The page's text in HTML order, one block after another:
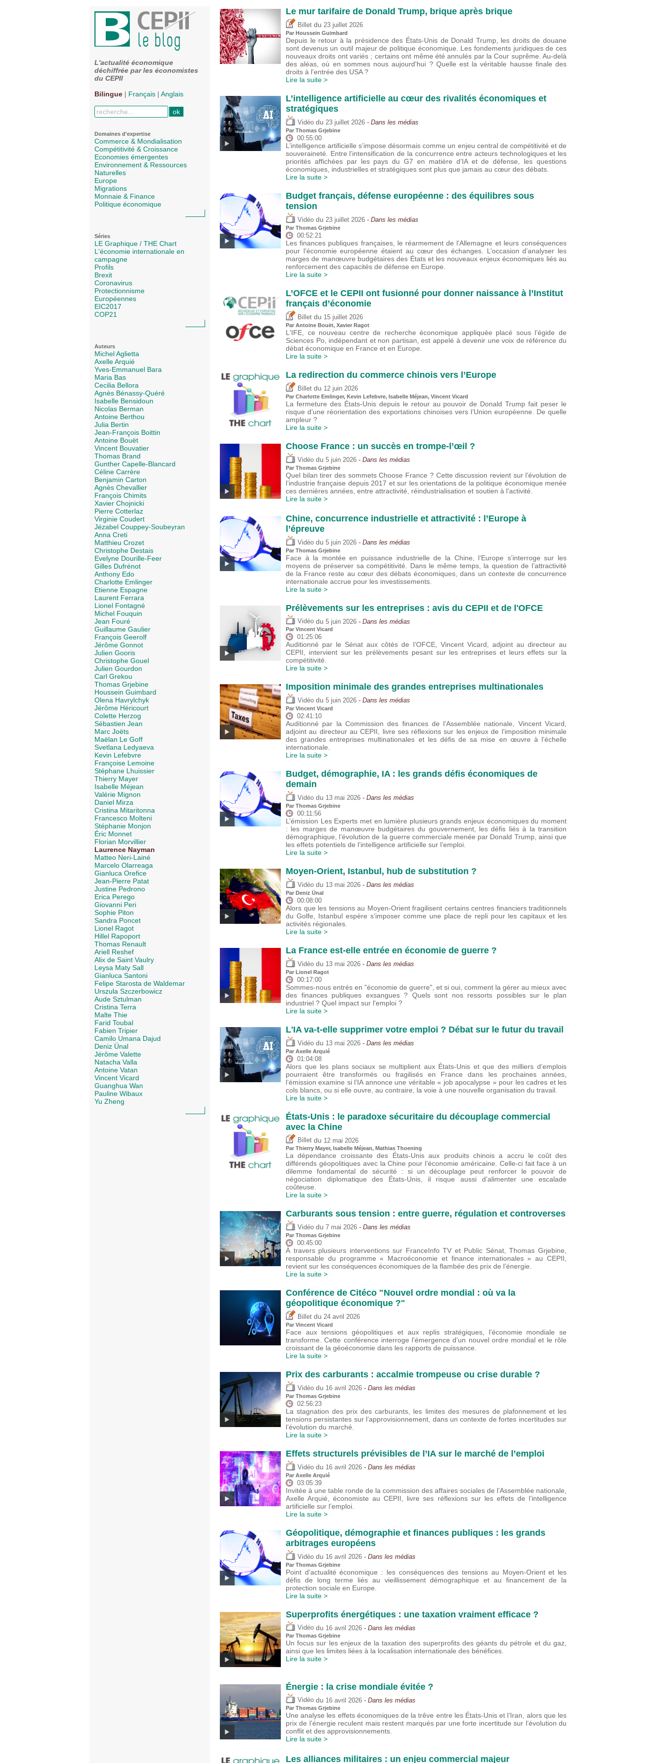
L'actualité économique
déchiffrée par les économistes
du CEPII
Bilingue | Français | Anglais
Domaines d'expertise
Commerce & Mondialisation
Compétitivité & Croissance
Economies émergentes
Environnement & Ressources
Naturelles
Europe
Migrations
Monnaie & Finance
Politique économique
Séries
LE Graphique / THE Chart
L'économie internationale en
campagne
Profils
Brexit
Coronavirus
Protectionnisme
Européennes
EIC2017
COP21
Auteurs
Michel Aglietta
Axelle Arquié
Yves-Emmanuel Bara
Maria Bas
Cecilia Bellora
Agnès Bénassy-Quéré
Isabelle Bensidoun
Nicolas Berman
Antoine Berthou
Julia Bertin
Jean-François Boittin
Antoine Bouët
Vincent Bouvatier
Thomas Brand
Gunther Capelle-Blancard
Céline Carrère
Benjamin Carton
Agnès Chevallier
François Chimits
Xavier Chojnicki
Pierre Cotterlaz
Virginie Coudert
Jézabel Couppey-Soubeyran
Anna Creti
Matthieu Crozet
Christophe Destais
Evelyne Dourille-Feer
Gilles Dufrénot
Anthony Edo
Charlotte Emlinger
Etienne Espagne
Laurent Ferrara
Lionel Fontagné
Michel Fouquin
Jean Fouré
Guillaume Gaulier
François Geerolf
Jérôme Gonnot
Julien Gooris
Christophe Gouel
Julien Gourdon
Carl Grekou
Thomas Grjebine
Houssein Guimbard
Olena Havrylchyk
Jérôme Héricourt
Colette Herzog
Sébastien Jean
Marc Joëts
Maëlan Le Goff
Svetlana Ledyaeva
Kevin Lefebvre
Françoise Lemoine
Stéphane Lhuissier
Thierry Mayer
Isabelle Méjean
Valérie Mignon
Daniel Mirza
Cristina Mitaritonna
Francesco Molteni
Stéphanie Monjon
Éric Monnet
Florian Morvillier
Laurence Nayman
Matteo Neri-Lainé
Marcelo Olarreaga
Gianluca Orefice
Jean-Pierre Patat
Justine Pedrono
Erica Perego
Giovanni Peri
Sophie Piton
Sandra Poncet
Lionel Ragot
Hillel Rapoport
Thomas Renault
Ariell Reshef
Alix de Saint Vaulry
Leysa Maty Sall
Gianluca Santoni
Felipe Starosta de Waldemar
Urszula Szczerbowicz
Aude Sztulman
Cristina Terra
Malte Thie
Farid Toubal
Fabien Tripier
Camilo Umana Dajud
Deniz Ünal
Jérôme Valette
Natacha Valla
Antoine Vatan
Vincent Vicard
Guanghua Wan
Pauline Wibaux
Yu Zheng
Le mur tarifaire de Donald Trump, brique après brique
Billet du 23 juillet 2026
Par Houssein Guimbard
Depuis le retour à la présidence des États-Unis de Donald Trump, les droits de douane
sont devenus un outil majeur de politique économique. Les fondements juridiques de ces
nouveaux droits ont variés ; certains ont même été annulés par la Cour suprême. Au-delà
des aléas, où en sommes nous aujourd'hui ? Quelle est la véritable hausse finale des
droits à l'entrée des USA ?
Lire la suite >
L’intelligence artificielle au cœur des rivalités économiques et
stratégiques
Vidéo du 23 juillet 2026 - Dans les médias
Par Thomas Grjebine
00:55:00
L’intelligence artificielle s’impose désormais comme un enjeu central de compétitivité et de
souveraineté. Entre l’intensification de la concurrence entre acteurs technologiques et les
priorités affichées par les pays du G7 en matière d’IA et de défense, les questions
économiques, industrielles et stratégiques sont plus que jamais au cœur des débats.
Lire la suite >
Budget français, défense européenne : des équilibres sous
tension
Vidéo du 23 juillet 2026 - Dans les médias
Par Thomas Grjebine
00:52:21
Les finances publiques françaises, le réarmement de l’Allemagne et leurs conséquences
pour l’économie européenne étaient au cœur des échanges. L’occasion d’analyser les
marges de manœuvre budgétaires des États et les nouveaux enjeux économiques liés au
renforcement des capacités de défense en Europe.
Lire la suite >
L’OFCE et le CEPII ont fusionné pour donner naissance à l’Institut
français d’économie
Billet du 15 juillet 2026
Par Antoine Bouët, Xavier Ragot
L'IFE, ce nouveau centre de recherche économique appliquée placé sous l’égide de
Sciences Po, indépendant et non partisan, est appelé à devenir une voix de référence du
débat économique en France et en Europe.
Lire la suite >
La redirection du commerce chinois vers l’Europe
Billet du 12 juin 2026
Par Charlotte Emlinger, Kevin Lefebvre, Isabelle Méjean, Vincent Vicard
La fermeture des États-Unis depuis le retour au pouvoir de Donald Trump fait peser le
risque d’une réorientation des exportations chinoises vers l’Union européenne. De quelle
ampleur ?
Lire la suite >
Choose France : un succès en trompe-l’œil ?
Vidéo du 5 juin 2026 - Dans les médias
Par Thomas Grjebine
Quel bilan tirer des sommets Choose France ? Cette discussion revient sur l’évolution de
l’industrie française depuis 2017 et sur les orientations de la politique économique menée
ces dernières années, entre attractivité, réindustrialisation et soutien à l’activité.
Lire la suite >
Chine, concurrence industrielle et attractivité : l’Europe à
l’épreuve
Vidéo du 5 juin 2026 - Dans les médias
Par Thomas Grjebine
Face à la montée en puissance industrielle de la Chine, l’Europe s’interroge sur les
moyens de préserver sa compétitivité. Dans le même temps, la question de l’attractivité
de la France reste au cœur des débats économiques, dans un contexte de concurrence
internationale accrue pour les investissements.
Lire la suite >
Prélèvements sur les entreprises : avis du CEPII et de l'OFCE
Vidéo du 5 juin 2026 - Dans les médias
Par Vincent Vicard
01:25:06
Auditionné par le Sénat aux côtés de l’OFCE, Vincent Vicard, adjoint au directeur au
CEPII, intervient sur les prélèvements pesant sur les entreprises et leurs effets sur la
compétitivité.
Lire la suite >
Imposition minimale des grandes entreprises multinationales
Vidéo du 5 juin 2026 - Dans les médias
Par Vincent Vicard
02:41:10
Auditionné par la Commission des finances de l’Assemblée nationale, Vincent Vicard,
adjoint au directeur au CEPII, livre ses réflexions sur les enjeux de l’imposition minimale
des grandes entreprises multinationales et les défis de sa mise en œuvre à l’échelle
internationale.
Lire la suite >
Budget, démographie, IA : les grands défis économiques de
demain
Vidéo du 13 mai 2026 - Dans les médias
Par Thomas Grjebine
00:11:56
L’émission Les Experts met en lumière plusieurs grands enjeux économiques du moment
: les marges de manœuvre budgétaires du gouvernement, les défis liés à la transition
démographique, l’évolution de la guerre commerciale menée par Donald Trump, ainsi que
les effets potentiels de l’intelligence artificielle sur l’emploi.
Lire la suite >
Moyen-Orient, Istanbul, hub de substitution ?
Vidéo du 13 mai 2026 - Dans les médias
Par Deniz Ünal
00:08:00
Alors que les tensions au Moyen-Orient fragilisent certains centres financiers traditionnels
du Golfe, Istanbul espère s’imposer comme une place de repli pour les capitaux et les
activités régionales.
Lire la suite >
La France est-elle entrée en économie de guerre ?
Vidéo du 13 mai 2026 - Dans les médias
Par Lionel Ragot
00:17:00
Sommes-nous entrés en "économie de guerre", et si oui, comment la gérer au mieux avec
des finances publiques exsangues ? Quels sont nos ressorts possibles sur le plan
industriel ? Quel impact sur l'emploi ?
Lire la suite >
L'IA va-t-elle supprimer votre emploi ? Débat sur le futur du travail
Vidéo du 13 mai 2026 - Dans les médias
Par Axelle Arquié
01:04:08
Alors que les plans sociaux se multiplient aux États-Unis et que des milliers d’emplois
pourraient être transformés ou fragilisés en France dans les prochaines années,
l’émission examine si l’IA annonce une véritable « job apocalypse » pour les cadres et les
cols blancs, ou si elle ouvre, au contraire, la voie à une nouvelle organisation du travail.
Lire la suite >
États-Unis : le paradoxe sécuritaire du découplage commercial
avec la Chine
Billet du 12 mai 2026
Par Thierry Mayer, Isabelle Méjean, Mathias Thoening
La dépendance croissante des États-Unis aux produits chinois a accru le coût des
différends géopolitiques avec la Chine pour l’économie américaine. Celle-ci fait face à un
dilemme fondamental de sécurité : si un découplage peut renforcer le pouvoir de
négociation diplomatique des États-Unis, il risque aussi d’alimenter une escalade
coûteuse.
Lire la suite >
Carburants sous tension : entre guerre, régulation et controverses
Vidéo du 7 mai 2026 - Dans les médias
Par Thomas Grjebine
00:45:00
À travers plusieurs interventions sur FranceInfo TV et Public Sénat, Thomas Grjebine,
responsable du programme « Macroéconomie et finance internationales » au CEPII,
revient sur les conséquences économiques de la flambée des prix de l’énergie.
Lire la suite >
Conférence de Citéco "Nouvel ordre mondial : où va la
géopolitique économique ?"
Billet du 24 avril 2026
Par Vincent Vicard
Face aux tensions géopolitiques et aux replis stratégiques, l’économie mondiale se
transforme. Cette conférence interroge l’émergence d’un nouvel ordre mondial et le rôle
croissant de la géoéconomie dans les rapports de puissance.
Lire la suite >
Prix des carburants : accalmie trompeuse ou crise durable ?
Vidéo du 16 avril 2026 - Dans les médias
Par Thomas Grjebine
02:56:23
La stagnation des prix des carburants, les limites des mesures de plafonnement et les
tensions persistantes sur l’approvisionnement, dans un contexte de fortes incertitudes sur
l’évolution du marché.
Lire la suite >
Effets structurels prévisibles de l’IA sur le marché de l’emploi
Vidéo du 16 avril 2026 - Dans les médias
Par Axelle Arquié
03:05:39
Invitée à une table ronde de la commission des affaires sociales de l’Assemblée nationale,
Axelle Arquié, économiste au CEPII, livre ses réflexions sur les effets de l’intelligence
artificielle sur l’emploi.
Lire la suite >
Géopolitique, démographie et finances publiques : les grands
arbitrages européens
Vidéo du 16 avril 2026 - Dans les médias
Par Thomas Grjebine
Point d'actualité économique : les conséquences des tensions au Moyen-Orient et les
défis de long terme liés au vieillissement démographique et au financement de la
protection sociale en Europe.
Lire la suite >
Superprofits énergétiques : une taxation vraiment efficace ?
Vidéo du 16 avril 2026 - Dans les médias
Par Thomas Grjebine
Un focus sur les enjeux de la taxation des superprofits des géants du pétrole et du gaz,
ainsi que les limites liées à la localisation internationale des bénéfices.
Lire la suite >
Énergie : la crise mondiale évitée ?
Vidéo du 16 avril 2026 - Dans les médias
Par Thomas Grjebine
Une analyse les effets économiques de la trêve entre les États-Unis et l’Iran, alors que les
prix de l’énergie reculent mais restent marqués par une forte incertitude sur l’évolution du
conflit et des approvisionnements.
Lire la suite >
Les alliances militaires : un enjeu commercial majeur